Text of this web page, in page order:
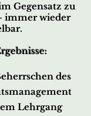
Gegensatz zu
immer wieder
des
Lehrgang